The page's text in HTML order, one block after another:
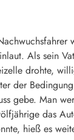
Als sein
drohte,
der
gebe. Man
das
hieß es